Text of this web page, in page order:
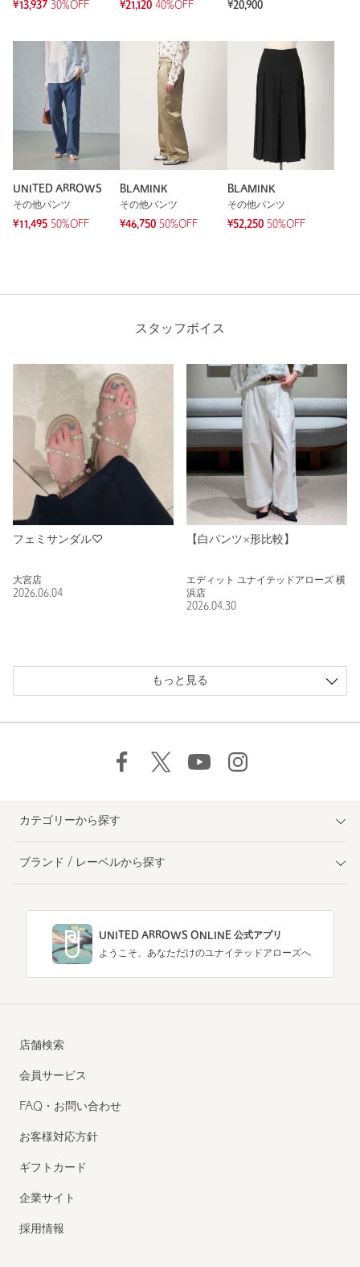
¥13,937 30%OFF
¥21,120 40%OFF
¥20,900
UNITED ARROWS
その他パンツ
¥11,495 50%OFF
BLAMINK
その他パンツ
¥46,750 50%OFF
BLAMINK
その他パンツ
¥52,250 50%OFF
スタッフボイス
フェミサンダル♡
大宮店
2026.06.04
【白パンツ×形比較】
エディット ユナイテッドアローズ 横
浜店
2026.04.30
もっと見る
カテゴリーから探す
ブランド / レーベルから探す
UNITED ARROWS ONLINE 公式アプリ
ようこそ、あなただけのユナイテッドアローズへ
店舗検索
会員サービス
FAQ・お問い合わせ
お客様対応方針
ギフトカード
企業サイト
採用情報